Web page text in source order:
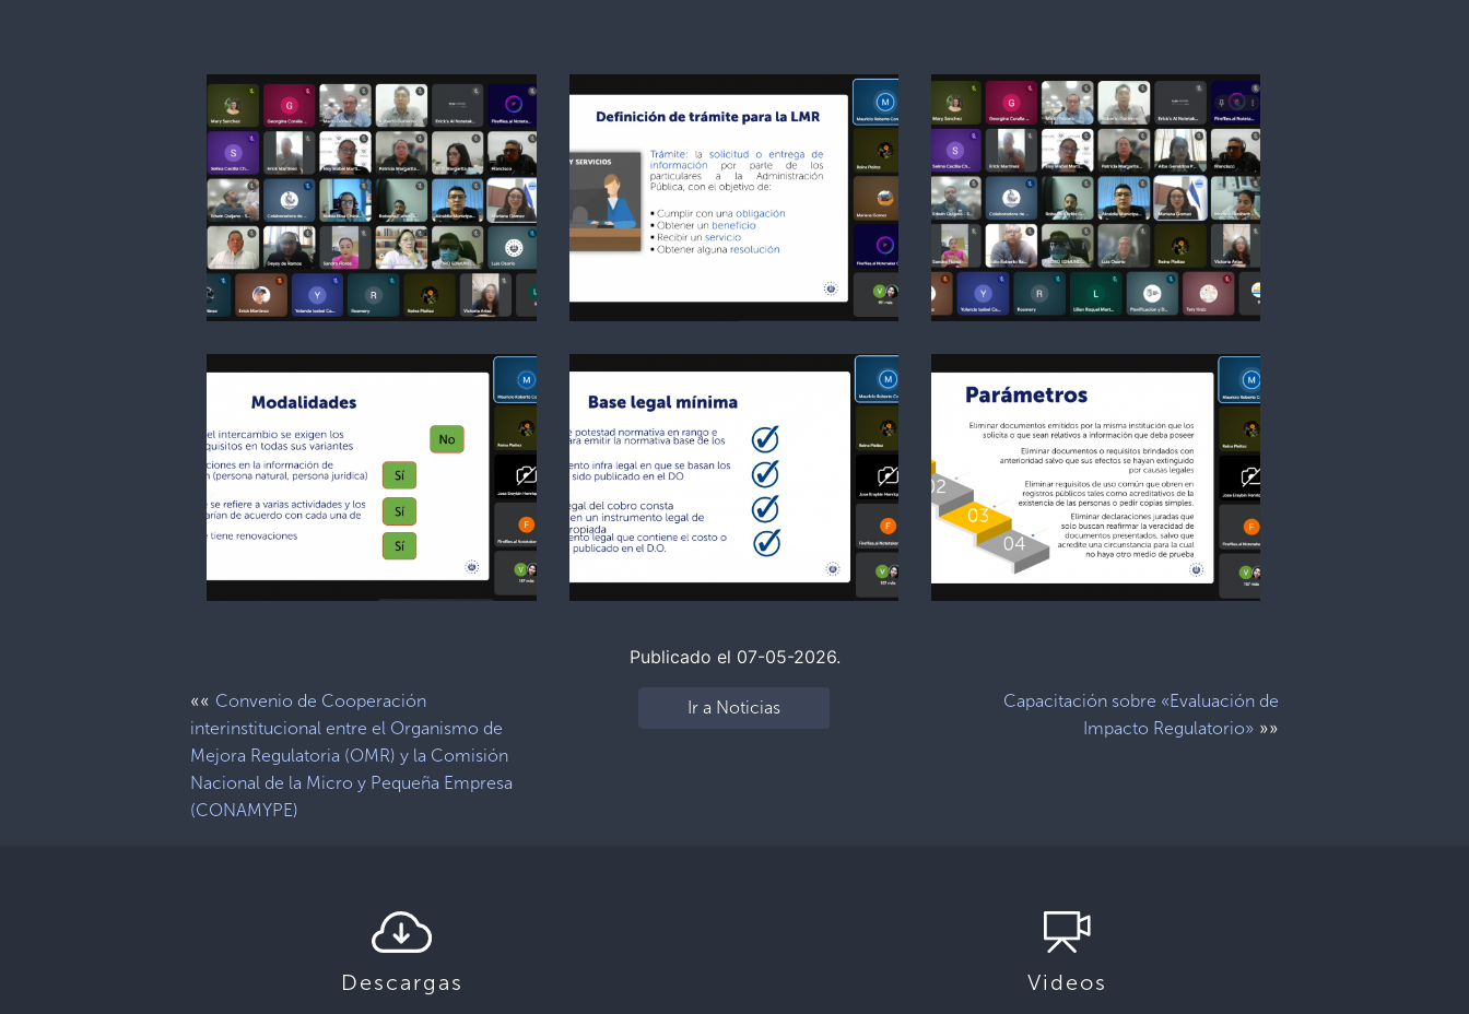
Publicado el 07-05-2026.
«« Convenio de Cooperación
interinstitucional entre el Organismo de
Mejora Regulatoria (OMR) y la Comisión
Nacional de la Micro y Pequeña Empresa
(CONAMYPE)
Ir a Noticias
Capacitación sobre «Evaluación de
Impacto Regulatorio»»»
Descargas Videos